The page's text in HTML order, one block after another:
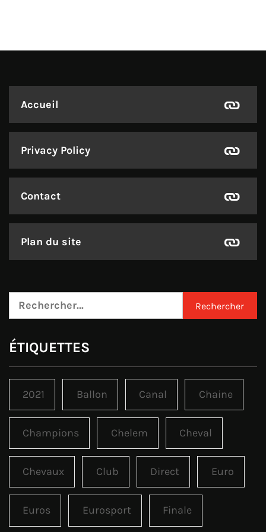
Accueil
Privacy Policy
Contact
Plan du site
Rechercher :
ÉTIQUETTES
2021 Ballon Canal Chaine
Champions Chelem Cheval
Chevaux Club Direct Euro
Euros Eurosport Finale